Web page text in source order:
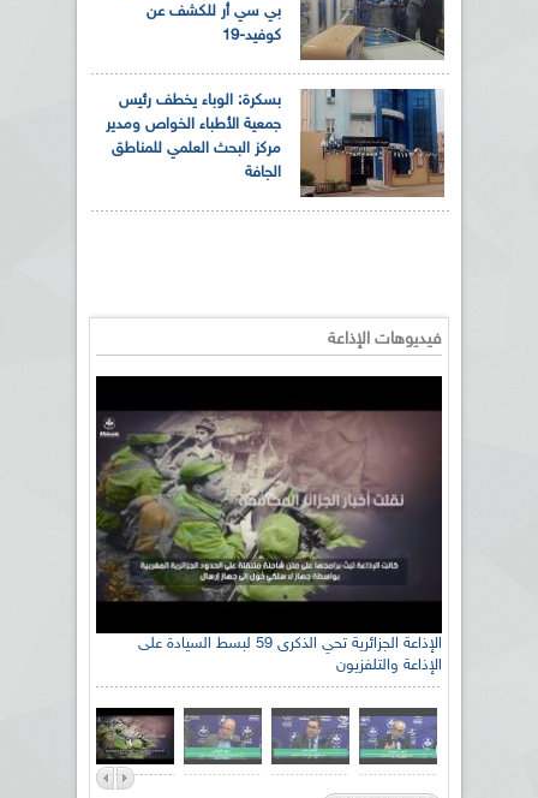
بي سي أر للكشف عن
كوفيد-19
بسكرة: الوباء يخطف رئيس
جمعية الأطباء الخواص ومدير
مركز البحث العلمي للمناطق
الجافة
فيديوهات الإذاعة
الإذاعة الجزائرية تحي الذكرى 59 لبسط السيادة على
الإذاعة والتلفزيون